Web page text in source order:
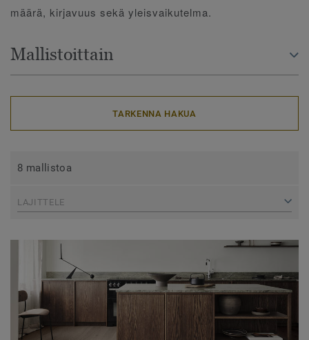
määrä, kirjavuus sekä yleisvaikutelma.
Mallistoittain
TARKENNA HAKUA
8 mallistoa
LAJITTELE